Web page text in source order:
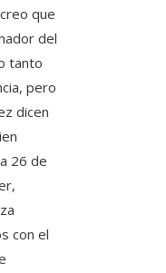
que
del
tanto
pero
dicen
26 de
con el